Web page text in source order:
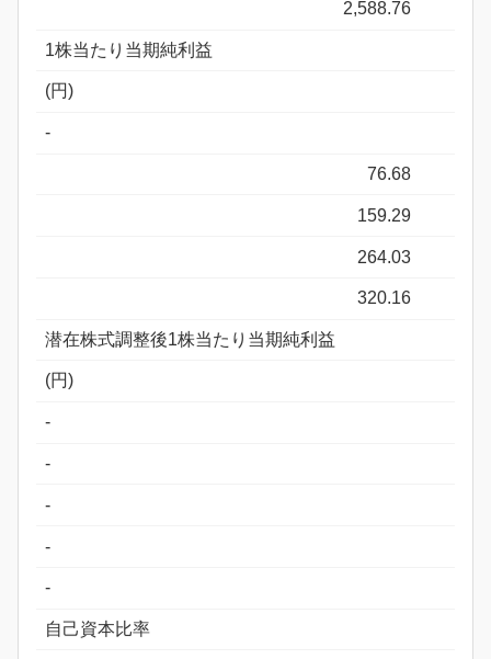
2,588.76
1株当たり当期純利益
(円)
-
76.68
159.29
264.03
320.16
潜在株式調整後1株当たり当期純利益
(円)
-
-
-
-
-
自己資本比率